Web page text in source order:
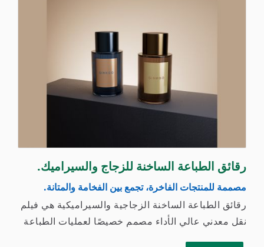
رقائق الطباعة الساخنة للزجاج والسيراميك.
مصممة للمنتجات الفاخرة، تجمع بين الفخامة والمتانة.
رقائق الطباعة الساخنة الزجاجية والسيراميكية هي فيلم
نقل معدني عالي الأداء مصمم خصيصًا لعمليات الطباعة